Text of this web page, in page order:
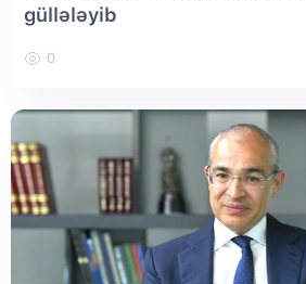
güllələyib
0